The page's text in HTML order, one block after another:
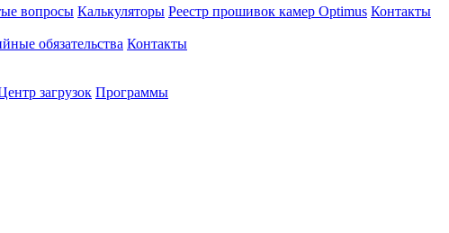
вопросы Калькуляторы Реестр прошивок камер Optimus Контакты
обязательства Контакты
загрузок Программы